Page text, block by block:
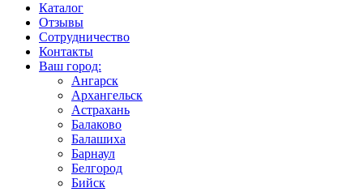
Каталог
Отзывы
Сотрудничество
Контакты
Ваш город:
Ангарск
Архангельск
Астрахань
Балаково
Балашиха
Барнаул
Белгород
Бийск